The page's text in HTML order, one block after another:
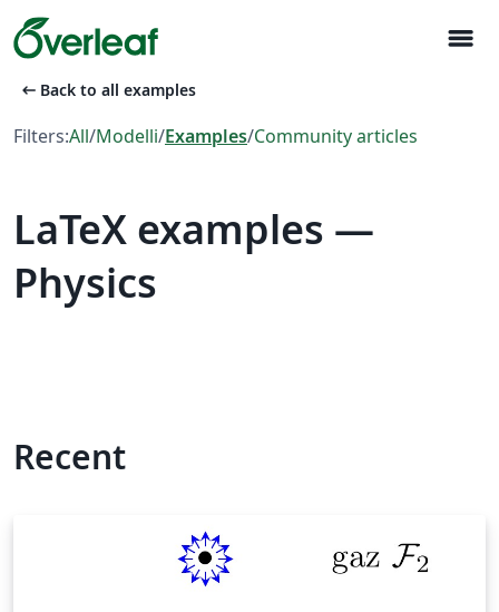
menu
arrow_left_alt Back to all examples
Filters:All/Modelli/Examples/Community articles
LaTeX examples —
Physics
Recent